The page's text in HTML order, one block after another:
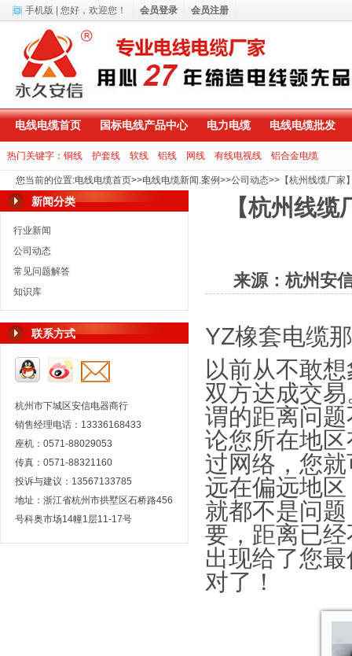
电线电缆首页 国标电线产品中心 电力电缆 电线电缆批发
热门关键字： 铜线 护套线 软线 铝线 网线 有线电视线 铝合金电缆
您当前的位置:电线电缆首页>>电线电缆新闻.案例>>公司动态>> 【杭州线缆厂
新闻分类
行业新闻
公司动态
常见问题解答
知识库
联系方式
杭州市下城区安信电器商行
销售经理电话：13336168433
座机：0571-88029053
传真：0571-88321160
投诉与建议：13567133785
地址：浙江省杭州市拱墅区石桥路456
号科奥市场14幢1层11-17号
【杭州线
来源：杭州安
YZ橡套电缆
以前从不敢
双方达成交
谓的距离问
论您所在地
过网络，您
远在偏远地
就都不是问
要，距离已
出现给了您
对了！
手机版 | 您好， 欢迎您！ 会员登录 会员注册